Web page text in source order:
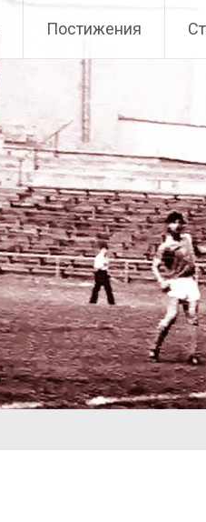
Постижения